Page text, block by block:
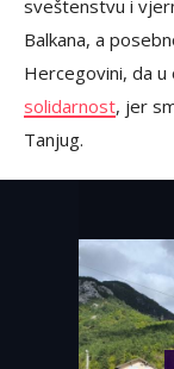
sveštenstvu i
Balkana, a
Hercegovini, da u
solidarnost, jer
Tanjug.